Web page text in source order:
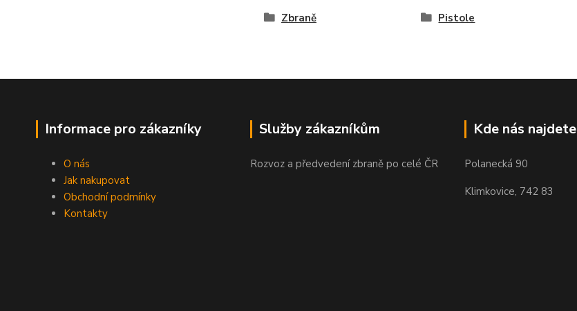
Zbraně Pistole
Informace pro zákazníky
O nás
Jak nakupovat
Obchodní podmínky
Kontakty
Služby zákazníkům
Rozvoz a předvedení zbraně po celé ČR
Kde nás najdete
Polanecká 90
Klimkovice, 742 83